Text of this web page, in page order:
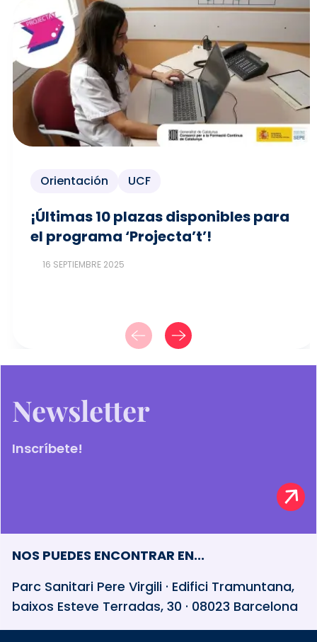
Orientación UCF
¡Últimas 10 plazas disponibles para
el programa ‘Projecta’t’!
16 SEPTIEMBRE 2025
Newsletter
Inscríbete!
NOS PUEDES ENCONTRAR EN...
Parc Sanitari Pere Virgili · Edifici Tramuntana,
baixos Esteve Terradas, 30 · 08023 Barcelona